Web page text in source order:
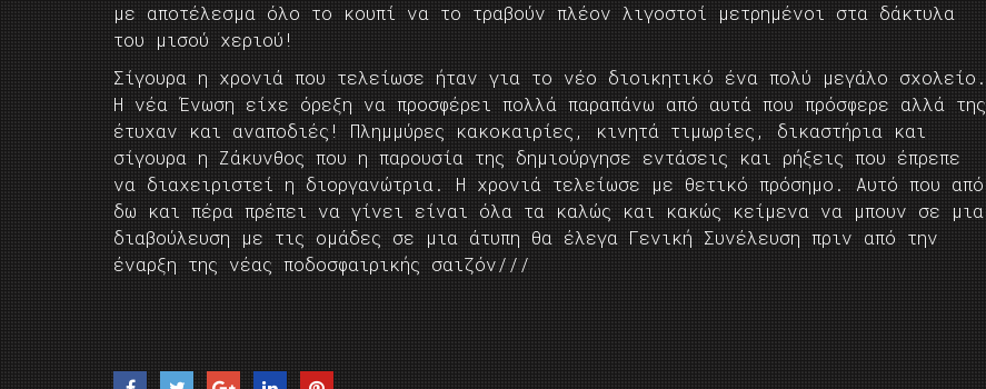
με αποτέλεσμα όλο το κουπί να το τραβούν πλέον λιγοστοί μετρημένοι στα δάκτυλα
του μισού χεριού!
Σίγουρα η χρονιά που τελείωσε ήταν για το νέο διοικητικό ένα πολύ μεγάλο σχολείο.
Η νέα Ένωση είχε όρεξη να προσφέρει πολλά παραπάνω από αυτά που πρόσφερε αλλά της
έτυχαν και αναποδιές! Πλημμύρες κακοκαιρίες, κινητά τιμωρίες, δικαστήρια και
σίγουρα η Ζάκυνθος που η παρουσία της δημιούργησε εντάσεις και ρήξεις που έπρεπε
να διαχειριστεί η διοργανώτρια. Η χρονιά τελείωσε με θετικό πρόσημο. Αυτό που από
δω και πέρα πρέπει να γίνει είναι όλα τα καλώς και κακώς κείμενα να μπουν σε μια
διαβούλευση με τις ομάδες σε μια άτυπη θα έλεγα Γενική Συνέλευση πριν από την
έναρξη της νέας ποδοσφαιρικής σαιζόν///